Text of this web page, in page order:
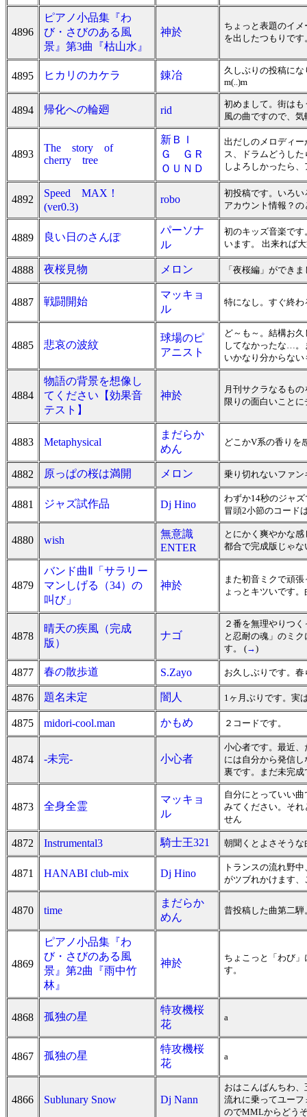
4896
ピアノ小品集『わ
び・さびのある風
景』第3曲『枯山水』
神於
ちょっと表題のイ
を出したつもりで
4895 ヒカリのカケラ 錬冶
久しぶりの投稿に
m(..)m
4894 帰化への輪廻 rid
初めまして。街は
風の曲ですので、
4893
The story of
cherry tree
新ＢＩ
Ｇ ＧＲ
ＯＵＮＤ
出だしのメロディ
ス、ドラムどうし
しよろしかったら
4892
Speed MAX！
(ver0.3)
robo
初投稿です。いろ
アカウント情報？
4889 良い日のさんぽ
パーソナ
ル
初のキッズ音楽で
います。 出来れば
4888 夜桜見物 メロン 「夜桜編」ができ
4887 戦闘開始
マッキョ
ル
特になし。すぐ終
4885 悲哀の波紋
球場のピ
アニスト
ど～も～。結構お
してなかったな…。
いかなり分からな
4884
物語の背景を想像し
てください【効果音
テスト】
神於
月刊サクラなるも
限りの面白いこと
4883 Metaphysical
まだらか
めん
どこかV系の香りを
4882 原っぱの桜は満開 メロン 乗り切れないファ
4881 ジャズ試作品 Dj Hino
わずか14秒のジャ
冒頭2小節のコード
4880 wish
無意識
ENTER
とにかく爽やかな
都合で完成版じゃ
4879
バンド曲Ⅱ「サラリー
マンしげる（34）の
叫び」
神於
また初音ミクで頑
ょっとキツいです
4878
晴天の疾風（完成
版）
ナゴ
２番を無理やりつ
と忍耐の魂」のミ
す。 (→)
4877 春の散歩道 S.Zayo お久しぶりです。
4876 題名未定 闇人 1ヶ月ぶりです。実
4875 midori-cool.man かもめ ２コードです。
4874 -未完- 小心者
小心者です。最近
には自分から発信
裏です。まだ未完
4873 全身全霊
マッキョ
ル
自分にとっていい
みてください。そ
せん
4872 Instrumental3 騎士王321 朝聞くとよさそう
4871 HANABI club-mix Dj Hino
トランスの流れ野
がツブれかけます
4870 time
まだらか
めん
昔投稿した曲第二
4869
ピアノ小品集『わ
び・さびのある風
景』第2曲『雨中竹
林』
神於
ちょこっと「わび
す。
4868 孤独の星
特攻機桜
花
a
4867 孤独の星
特攻機桜
花
a
4866 Sublunary Snow Dj Nann
おはこんばんちわ
流れに乗ってユー
のでMMLからどう